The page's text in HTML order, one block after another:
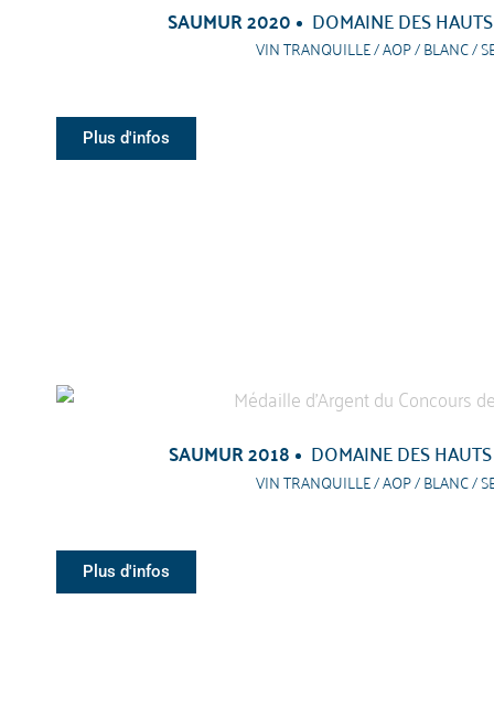
SAUMUR 2020 DOMAINE DES
VIN TRANQUILLE / AOP / BLANC /
Plus d'infos
SAUMUR 2018 DOMAINE DES
VIN TRANQUILLE / AOP / BLANC /
Plus d'infos